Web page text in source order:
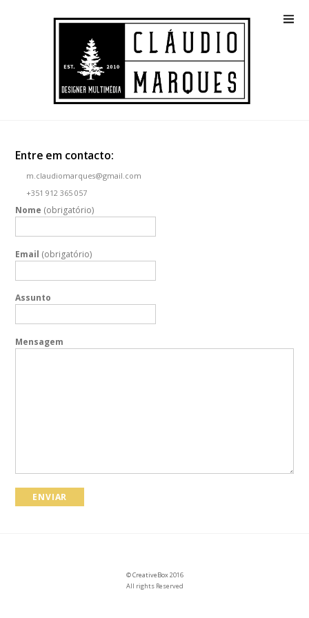
Entre em contacto:
m.claudiomarques@gmail.com
+351 912 365 057
Nome (obrigatório)
Email (obrigatório)
Assunto
Mensagem
©CreativeBox2016
All rights Reserved